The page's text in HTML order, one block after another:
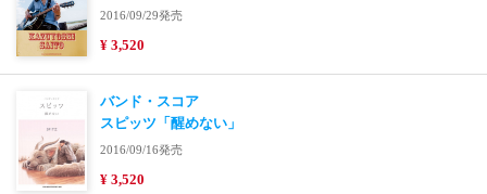
2016/09/29発売
¥ 3,520
バンド・スコア
スピッツ「醒めない」
2016/09/16発売
¥ 3,520